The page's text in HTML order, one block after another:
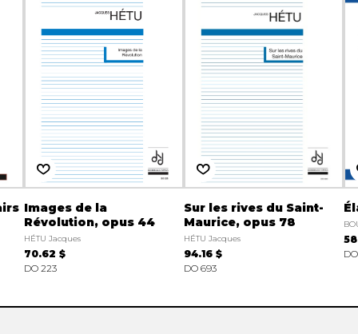
Images de la
Révolution, opus 44
HÉTU Jacques
70.62 $
DO 223
Sur les rives du Saint-
Maurice, opus 78
HÉTU Jacques
94.16 $
DO 693